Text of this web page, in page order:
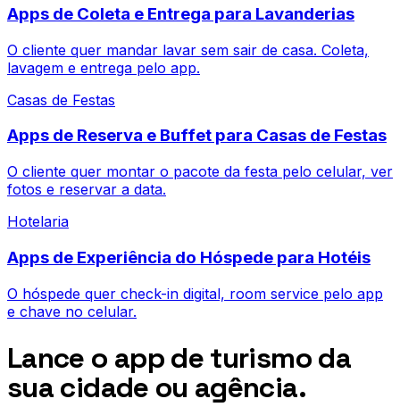
Apps de Coleta e Entrega para Lavanderias
O cliente quer mandar lavar sem sair de casa. Coleta,
lavagem e entrega pelo app.
Casas de Festas
Apps de Reserva e Buffet para Casas de Festas
O cliente quer montar o pacote da festa pelo celular, ver
fotos e reservar a data.
Hotelaria
Apps de Experiência do Hóspede para Hotéis
O hóspede quer check-in digital, room service pelo app
e chave no celular.
Lance o app de turismo da
sua cidade ou agência.